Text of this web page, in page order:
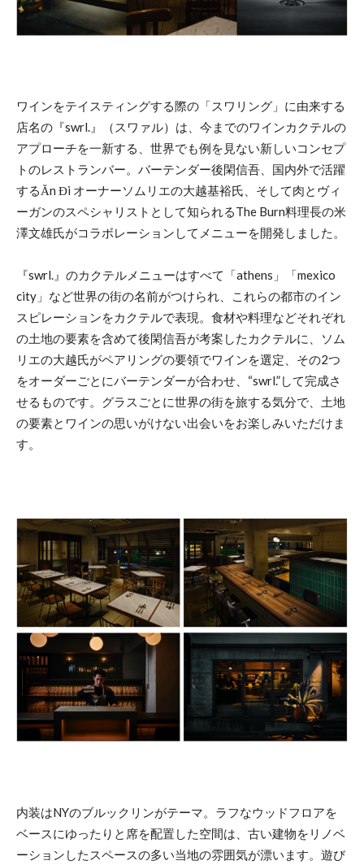
ワインをテイスティングする際の「スワリング」に由来する
店名の『swrl.』（スワァル）は、今までのワインカクテルの
アプローチを一新する、世界でも例を見ない新しいコンセプ
トのレストランバー。バーテンダー後閑信吾、国内外で活躍
するĂn Đi オーナーソムリエの大越基裕氏、そして肉とヴィ
ーガンのスペシャリストとして知られるThe Burn料理長の米
澤文雄氏がコラボレーションしてメニューを開発しました。
『swrl.』のカクテルメニューはすべて「athens」「mexico
city」など世界の街の名前がつけられ、これらの都市のイン
スピレーションをカクテルで表現。食材や料理などそれぞれ
の土地の要素を含めて後閑信吾が考案したカクテルに、ソム
リエの大越氏がペアリングの要領でワインを選定、その2つ
をオーダーごとにバーテンダーが合わせ、“swrl.”して完成さ
せるものです。グラスごとに世界の街を旅する気分で、土地
の要素とワインの思いがけない出会いをお楽しみいただけま
す。
内装はNYのブルックリンがテーマ。ラフなウッドフロアを
ベースにゆったりと席を配置した空間は、古い建物をリノベ
ーションしたスペースの多い当地の雰囲気が漂います。遊び